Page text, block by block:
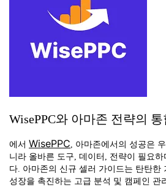
WisePPC와 아마존 전략의 통
에서 WisePPC, 아마존에서의 성공은
니라 올바른 도구, 데이터, 전략이 필요하
다. 아마존의 신규 셀러 가이드는 탄탄한
성장을 촉진하는 고급 분석 및 캠페인 관